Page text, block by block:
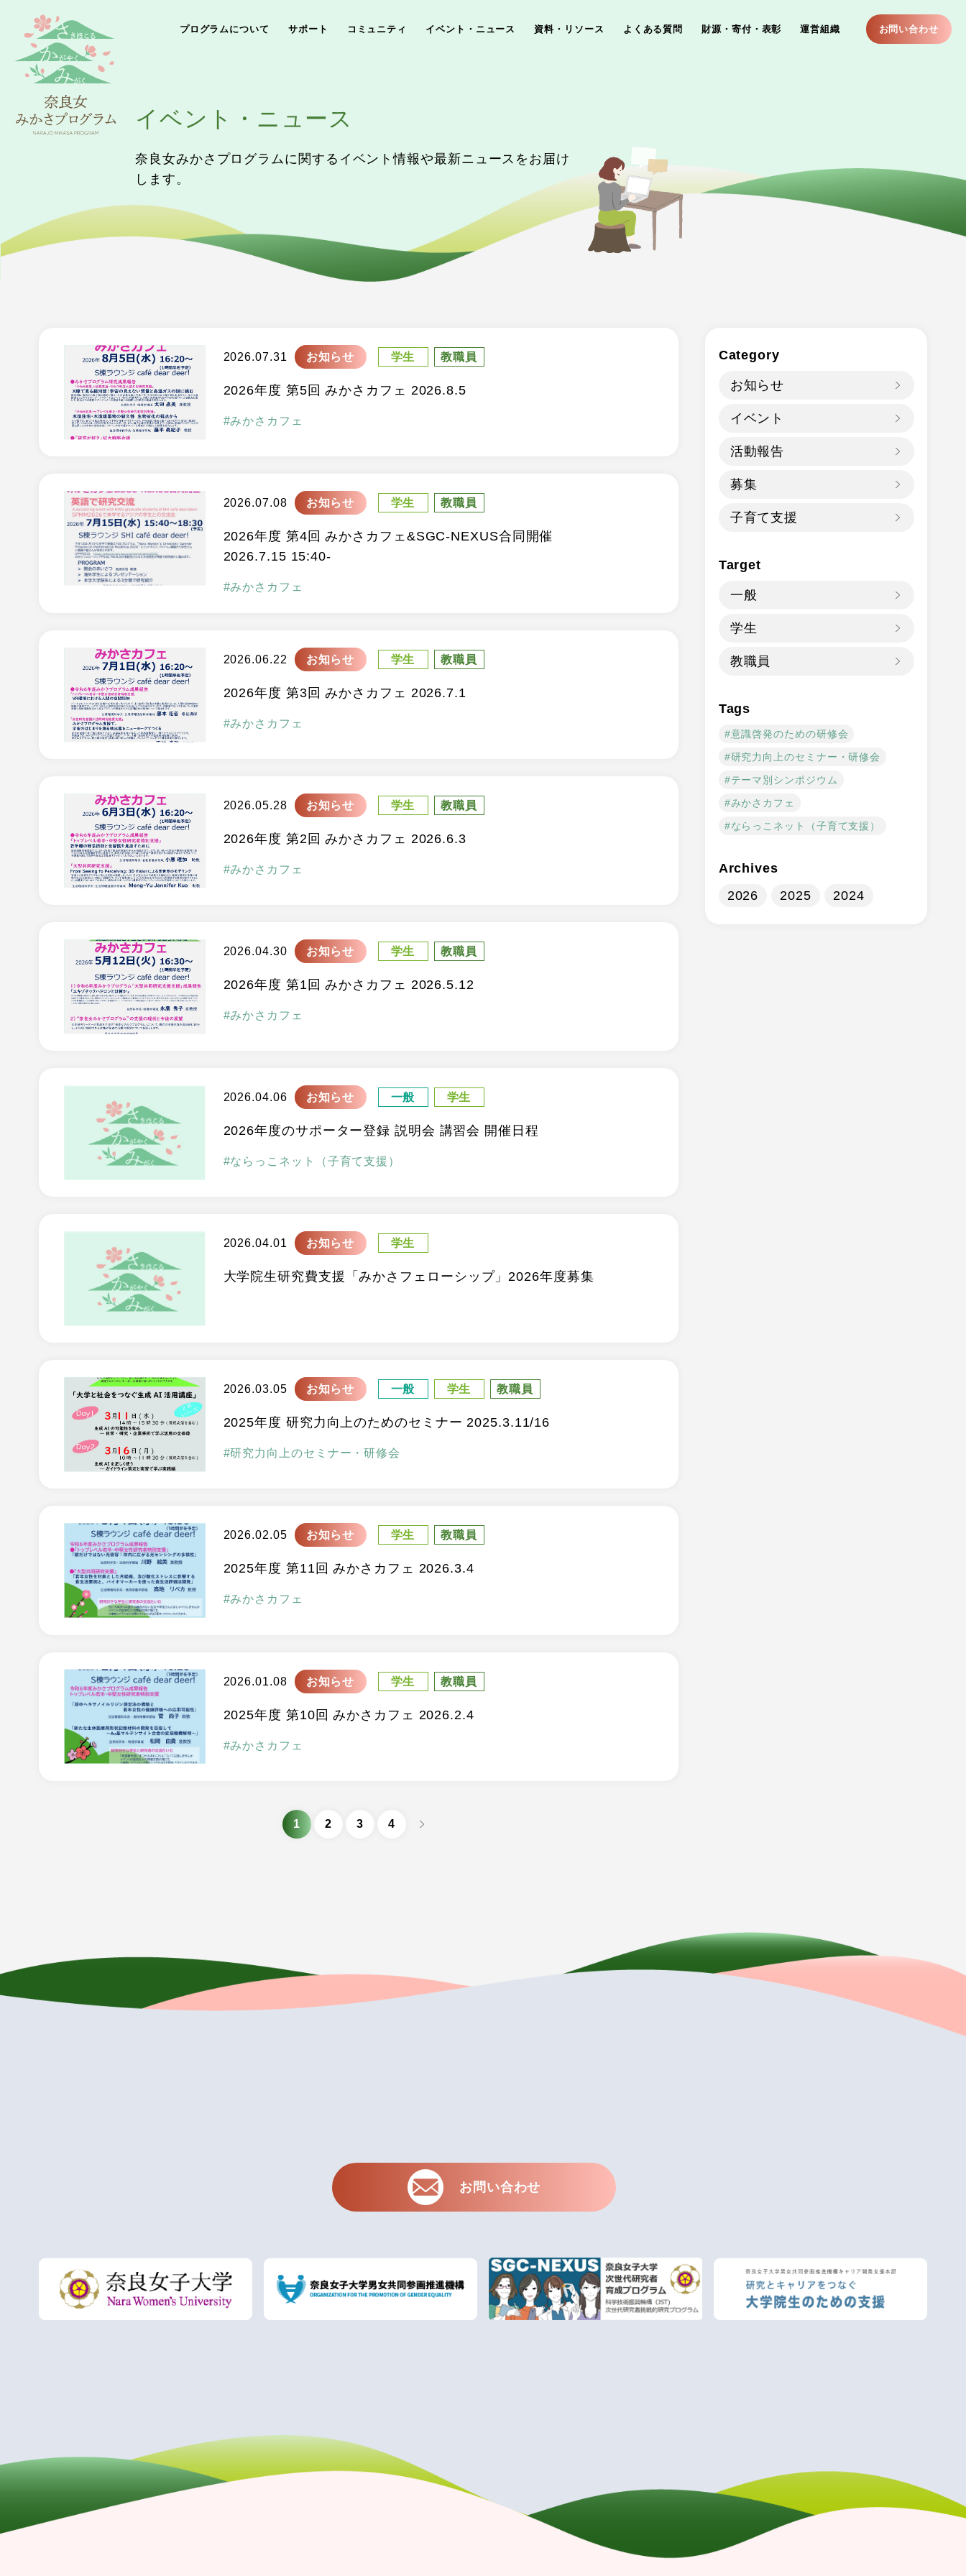
プログラムについて サポート コミュニティ イベント・ニュース 資料・リソース よくある質問 財源・寄付・表彰 運営組織
イベント・ニュース
奈良女みかさプログラムに関するイベント情報や最新ニュースをお届け
します。
2026.07.31 お知らせ 学生 教職員
2026年度 第5回 みかさカフェ 2026.8.5
みかさカフェ
2026.07.08 お知らせ 学生 教職員
2026年度 第4回 みかさカフェ&SGC-NEXUS合同開催
2026.7.15 15:40-
みかさカフェ
2026.06.22 お知らせ 学生 教職員
2026年度 第3回 みかさカフェ 2026.7.1
みかさカフェ
2026.05.28 お知らせ 学生 教職員
2026年度 第2回 みかさカフェ 2026.6.3
みかさカフェ
2026.04.30 お知らせ 学生 教職員
2026年度 第1回 みかさカフェ 2026.5.12
みかさカフェ
2026.04.06 お知らせ 一般 学生
2026年度のサポーター登録 説明会 講習会 開催日程
ならっこネット（子育て支援）
2026.04.01 お知らせ 学生
大学院生研究費支援「みかさフェローシップ」2026年度募集
2026.03.05 お知らせ 一般 学生 教職員
2025年度 研究力向上のためのセミナー 2025.3.11/16
研究力向上のセミナー・研修会
2026.02.05 お知らせ 学生 教職員
2025年度 第11回 みかさカフェ 2026.3.4
みかさカフェ
2026.01.08 お知らせ 学生 教職員
2025年度 第10回 みかさカフェ 2026.2.4
みかさカフェ
1 2 3 4
Category
お知らせ
イベント
活動報告
募集
子育て支援
Target
一般
学生
教職員
Tags
意識啓発のための研修会
研究力向上のセミナー・研修会
テーマ別シンポジウム
みかさカフェ
ならっこネット（子育て支援）
Archives
2026
2025 2024
お問い合わせ